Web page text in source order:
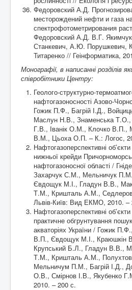
Федоровский А.Д.
месторождений нефти и газа
спектрофотометрирования
Федоровский А.Д. В.Г.
Станкевич, А.Ю.
Титаренко // Геінформатика,
Монографії, в написанні розділів
співробітники Центру:
Геолого-структурно-
нафтогазоносності Азово-
Гожик П.Ф., Багрій І.Д.,
Маслун Н.В., Знаменська
Г.В., Іванік О.М., Клочко
В.М., Цьоха О.П. – К.: Логос,
Нафтогазоперспективні
нижньої крейди
нафтогазоносної області /
Захарчук С.М., Мельничук
Євдощук М.І., Гладун В.В.,
Т.М., Кришталь А.М.,
Львів-Київ: Вид ЕКМО, 2010. –
Нафтогазоперспективні
практичне обгрунтування
акваторіях України / Гожик
В.П., Євдощук М.І., Краюшкін
Крупський Б.Л., Гладун В.В.,
Т.М., Кришталь А.М.,
Мельничум П.М., Багрій І.Д.,
О.В., Смірнов І.В., Якубенко
2010. – 200 с.